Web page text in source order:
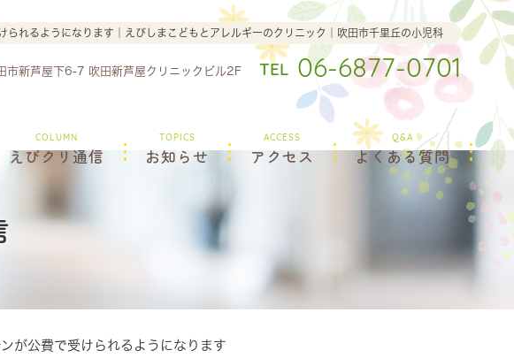
れるようになります｜えびしまこどもとアレルギーのクリニック｜吹田市千里丘の小児科
新芦屋下6-7 吹田新芦屋クリニックビル2F TEL 06-6877-0701
COLUMN
えびクリ通信
TOPICS
お知らせ
ACCESS
アクセス
Q&A
よくある質問
が公費で受けられるようになります